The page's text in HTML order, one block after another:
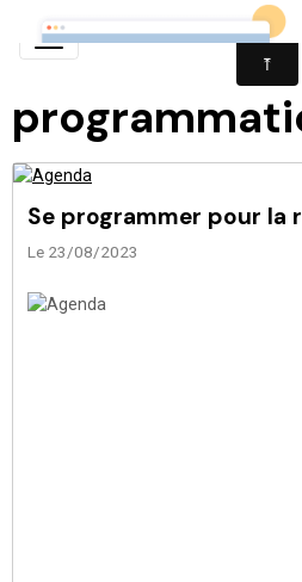
Se programmer pour la
Le 23/08/2023